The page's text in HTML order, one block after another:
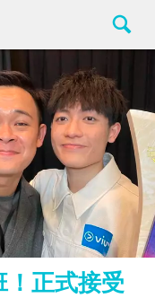
！正式接受